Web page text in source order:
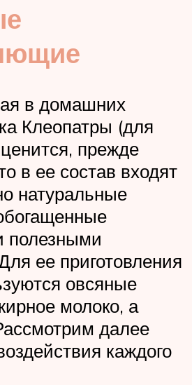
в домашних
Клеопатры (для
прежде
в ее состав входят
натуральные
полезными
ее приготовления
овсяные
молоко, а
далее
каждого